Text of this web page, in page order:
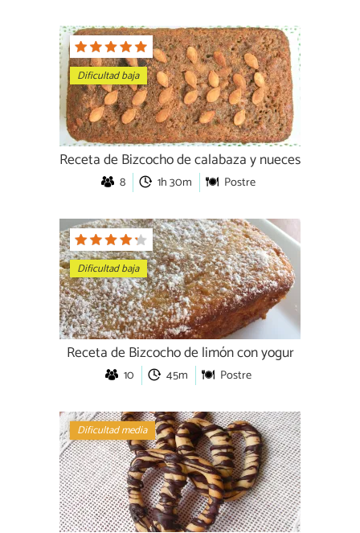
Dificultad baja
Receta de Bizcocho de calabaza y nueces
8 1h 30m Postre
Dificultad baja
Receta de Bizcocho de limón con yogur
10 45m Postre
Dificultad media